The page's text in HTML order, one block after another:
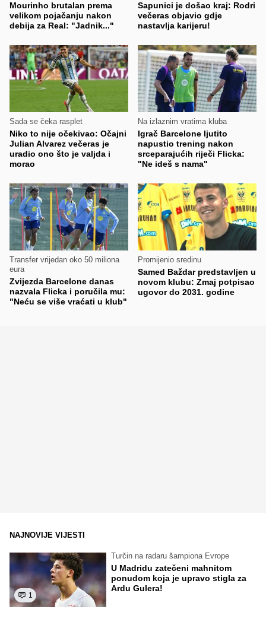
Mourinho brutalan prema
velikom pojačanju nakon
debija za Real: "Jadnik..."
Sapunici je došao kraj: Rodri
večeras objavio gdje
nastavlja karijeru!
Sada se čeka rasplet
Niko to nije očekivao: Očajni
Julian Alvarez večeras je
uradio ono što je valjda i
morao
Na izlaznim vratima kluba
Igrač Barcelone ljutito
napustio trening nakon
srceparajućih riječi Flicka:
"Ne ideš s nama"
Transfer vrijedan oko 50 miliona
eura
Zvijezda Barcelone danas
nazvala Flicka i poručila mu:
"Neću se više vraćati u klub"
Promijenio sredinu
Samed Baždar predstavljen u
novom klubu: Zmaj potpisao
ugovor do 2031. godine
NAJNOVIJE VIJESTI
1
Turčin na radaru šampiona Evrope
U Madridu zatečeni mahnitom
ponudom koja je upravo stigla za
Ardu Gulera!